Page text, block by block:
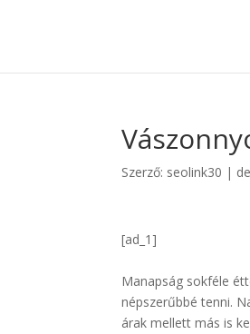
Szerző: seolink30 |
[ad_1]
Manapság sokféle
népszerűbbé tenni.
árak mellett más is